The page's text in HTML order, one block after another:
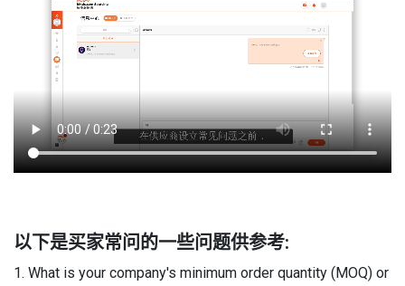
以下是买家常问的一些问题供参考:
1. What is your company's minimum order quantity (MOQ) or